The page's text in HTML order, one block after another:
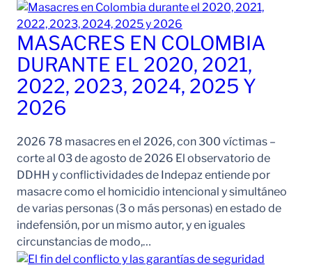
MASACRES EN COLOMBIA
DURANTE EL 2020, 2021,
2022, 2023, 2024, 2025 Y
2026
2026 78 masacres en el 2026, con 300 víctimas –
corte al 03 de agosto de 2026 El observatorio de
DDHH y conflictividades de Indepaz entiende por
masacre como el homicidio intencional y simultáneo
de varias personas (3 o más personas) en estado de
indefensión, por un mismo autor, y en iguales
circunstancias de modo,…